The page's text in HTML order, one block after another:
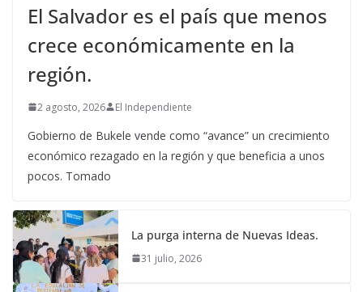
El Salvador es el país que menos
crece económicamente en la
región.
2 agosto, 2026 El Independiente
Gobierno de Bukele vende como “avance” un crecimiento
económico rezagado en la región y que beneficia a unos
pocos. Tomado
La purga interna de Nuevas Ideas.
31 julio, 2026